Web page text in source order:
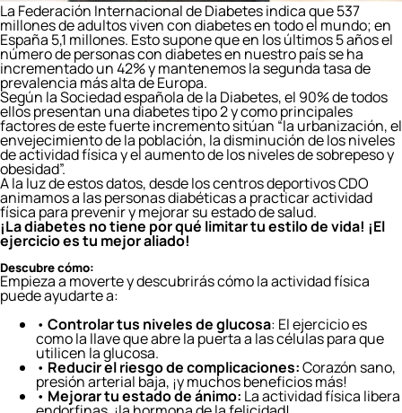
La Federación Internacional de Diabetes indica que 537
millones de adultos viven con diabetes en todo el mundo; en
España 5,1 millones. Esto supone que en los últimos 5 años el
número de personas con diabetes en nuestro país se ha
incrementado un 42% y mantenemos la segunda tasa de
prevalencia más alta de Europa.
Según la Sociedad española de la Diabetes, el 90% de todos
ellos presentan una diabetes tipo 2 y como principales
factores de este fuerte incremento sitúan “la urbanización, el
envejecimiento de la población, la disminución de los niveles
de actividad física y el aumento de los niveles de sobrepeso y
obesidad”.
A la luz de estos datos, desde los centros deportivos CDO
animamos a las personas diabéticas a practicar actividad
física para prevenir y mejorar su estado de salud.
¡La diabetes no tiene por qué limitar tu estilo de vida! ¡El
ejercicio es tu mejor aliado!
Descubre cómo:
Empieza a moverte y descubrirás cómo la actividad física
puede ayudarte a:
• Controlar tus niveles de glucosa: El ejercicio es
como la llave que abre la puerta a las células para que
utilicen la glucosa.
• Reducir el riesgo de complicaciones:Corazón sano,
presión arterial baja, ¡y muchos beneficios más!
• Mejorar tu estado de ánimo: La actividad física libera